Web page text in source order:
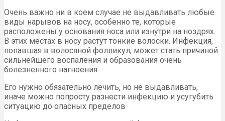
Очень важно ни в коем случае не выдавливать любые
виды нарывов на носу, особенно те, которые
расположены у основания носа или изнутри на ноздрях.
В этих местах в носу растут тонкие волоски. Инфекция,
попавшая в волосяной фолликул, может стать причиной
сильнейшего воспаления и образования очень
болезненного нагноения
Его нужно обязательно лечить, но не выдавливать,
иначе можно попросту разнести инфекцию и усугубить
ситуацию до опасных пределов